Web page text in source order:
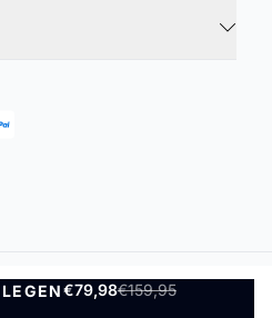
€79,98€159,95
LEGEN
Geschäftsbedingungen